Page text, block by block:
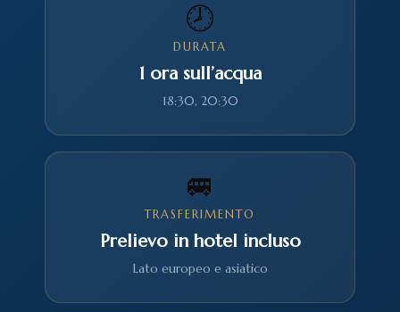
🕗
DURATA
1 ora sull’acqua
18:30, 20:30
🚐
TRASFERIMENTO
Prelievo in hotel incluso
Lato europeo e asiatico